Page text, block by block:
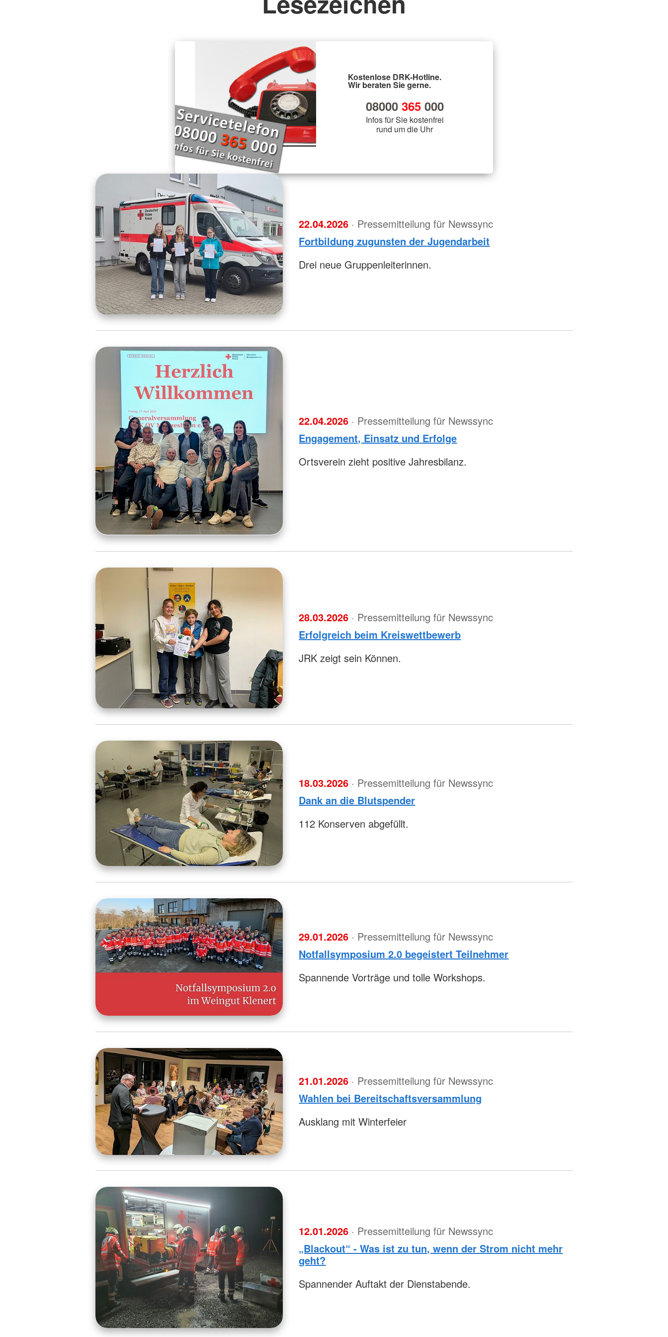
Kostenlose DRK-Hotline.
Wir beraten Sie gerne.
08000 365000
Infos für Sie kostenfrei
rund um die Uhr
22.04.2026 · Pressemitteilung für Newssync
Fortbildung zugunsten der Jugendarbeit
Drei neue Gruppenleiterinnen.
22.04.2026 · Pressemitteilung für Newssync
Engagement, Einsatz und Erfolge
Ortsverein zieht positive Jahresbilanz.
28.03.2026 · Pressemitteilung für Newssync
Erfolgreich beim Kreiswettbewerb
JRK zeigt sein Können.
18.03.2026 · Pressemitteilung für Newssync
Dank an die Blutspender
112 Konserven abgefüllt.
29.01.2026 · Pressemitteilung für Newssync
Notfallsymposium 2.0 begeistert Teilnehmer
Spannende Vorträge und tolle Workshops.
21.01.2026 · Pressemitteilung für Newssync
Wahlen bei Bereitschaftsversammlung
Ausklang mit Winterfeier
12.01.2026 · Pressemitteilung für Newssync
„Blackout“ - Was ist zu tun, wenn der Strom nicht mehr
geht?
Spannender Auftakt der Dienstabende.